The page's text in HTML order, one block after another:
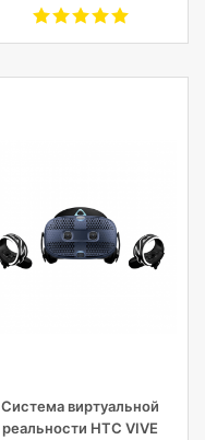
современный
комфорт, и защиту
Система виртуальной
реальности HTC VIVE